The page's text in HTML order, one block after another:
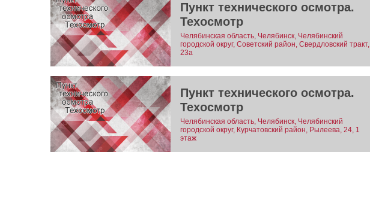
Пункт технического осмотра.
Техосмотр
Челябинская область, Челябинск, Челябинский
городской округ, Советский район, Свердловский тракт,
23а
Пункт технического осмотра.
Техосмотр
Челябинская область, Челябинск, Челябинский
городской округ, Курчатовский район, Рылеева, 24, 1
этаж